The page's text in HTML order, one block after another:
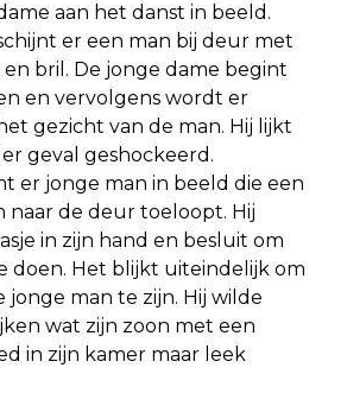
aan het danst in beeld.
er een man bij deur met
bril. De jonge dame begint
en vervolgens wordt er
gezicht van de man. Hij lijkt
geval geshockeerd.
er jonge man in beeld die een
naar de deur toeloopt. Hij
in zijn hand en besluit om
doen. Het blijkt uiteindelijk om
jonge man te zijn. Hij wilde
wat zijn zoon met een
in zijn kamer maar leek